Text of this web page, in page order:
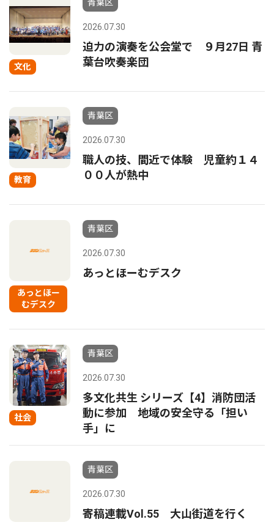
文化
青葉区
2026.07.30
迫力の演奏を公会堂で ９月27日 青
葉台吹奏楽団
教育
青葉区
2026.07.30
職人の技、間近で体験 児童約１４
００人が熱中
あっとほー
むデスク
青葉区
2026.07.30
あっとほーむデスク
社会
青葉区
2026.07.30
多文化共生 シリーズ【4】消防団活
動に参加 地域の安全守る「担い
手」に
青葉区
2026.07.30
寄稿連載Vol.55 大山街道を行く